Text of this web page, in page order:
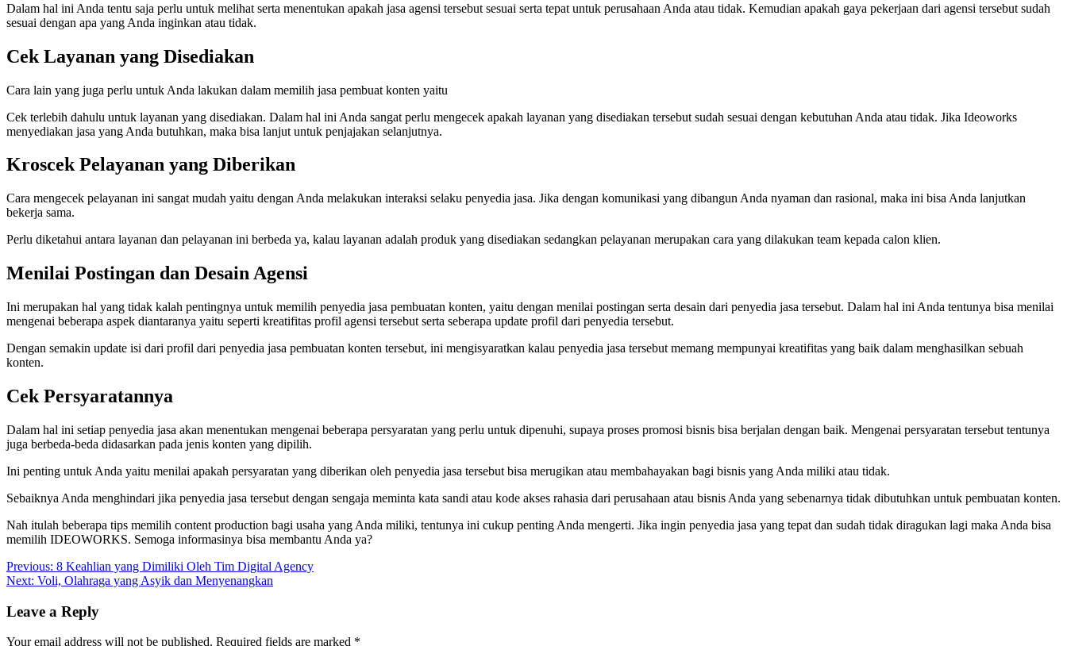
Dalam hal ini Anda tentu saja perlu untuk melihat serta menentukan apakah jasa agensi tersebut sesuai serta tepat untuk perusahaan Anda atau tidak. Kemudian apakah gaya pekerjaan dari agensi tersebut sudah
sesuai dengan apa yang Anda inginkan atau tidak.
Cek Layanan yang Disediakan
Cara lain yang juga perlu untuk Anda lakukan dalam memilih jasa pembuat konten yaitu
Cek terlebih dahulu untuk layanan yang disediakan. Dalam hal ini Anda sangat perlu mengecek apakah layanan yang disediakan tersebut sudah sesuai dengan kebutuhan Anda atau tidak. Jika Ideoworks
menyediakan jasa yang Anda butuhkan, maka bisa lanjut untuk penjajakan selanjutnya.
Kroscek Pelayanan yang Diberikan
Cara mengecek pelayanan ini sangat mudah yaitu dengan Anda melakukan interaksi selaku penyedia jasa. Jika dengan komunikasi yang dibangun Anda nyaman dan rasional, maka ini bisa Anda lanjutkan
bekerja sama.
Perlu diketahui antara layanan dan pelayanan ini berbeda ya, kalau layanan adalah produk yang disediakan sedangkan pelayanan merupakan cara yang dilakukan team kepada calon klien.
Menilai Postingan dan Desain Agensi
Ini merupakan hal yang tidak kalah pentingnya untuk memilih penyedia jasa pembuatan konten, yaitu dengan menilai postingan serta desain dari penyedia jasa tersebut. Dalam hal ini Anda tentunya bisa menilai
mengenai beberapa aspek diantaranya yaitu seperti kreatifitas profil agensi tersebut serta seberapa update profil dari penyedia tersebut.
Dengan semakin update isi dari profil dari penyedia jasa pembuatan konten tersebut, ini mengisyaratkan kalau penyedia jasa tersebut memang mempunyai kreatifitas yang baik dalam menghasilkan sebuah
konten.
Cek Persyaratannya
Dalam hal ini setiap penyedia jasa akan menentukan mengenai beberapa persyaratan yang perlu untuk dipenuhi, supaya proses promosi bisnis bisa berjalan dengan baik. Mengenai persyaratan tersebut tentunya
juga berbeda-beda didasarkan pada jenis konten yang dipilih.
Ini penting untuk Anda yaitu menilai apakah persyaratan yang diberikan oleh penyedia jasa tersebut bisa merugikan atau membahayakan bagi bisnis yang Anda miliki atau tidak.
Sebaiknya Anda menghindari jika penyedia jasa tersebut dengan sengaja meminta kata sandi atau kode akses rahasia dari perusahaan atau bisnis Anda yang sebenarnya tidak dibutuhkan untuk pembuatan konten.
Nah itulah beberapa tips memilih content production bagi usaha yang Anda miliki, tentunya ini cukup penting Anda mengerti. Jika ingin penyedia jasa yang tepat dan sudah tidak diragukan lagi maka Anda bisa
memilih IDEOWORKS. Semoga informasinya bisa membantu Anda ya?
Post
navigation
Previous: 8 Keahlian yang Dimiliki Oleh Tim Digital Agency
Next: Voli, Olahraga yang Asyik dan Menyenangkan
Leave a Reply
Your email address will not be published. Required fields are marked *